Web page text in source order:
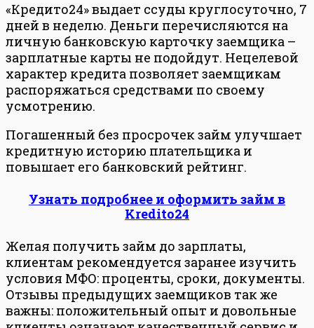
«Кредито24» выдает ссуды круглосуточно, 7
дней в неделю. Деньги перечисляются на
личную банковскую карточку заемщика –
зарплатные карты не подойдут. Нецелевой
характер кредита позволяет заемщикам
распоряжаться средствами по своему
усмотрению.
Погашенный без просрочек займ улучшает
кредитную историю плательщика и
повышает его банковский рейтинг.
Узнать подробнее и оформить займ в
Kredito24
Желая получить займ до зарплаты,
клиентам рекомендуется заранее изучить
условия МФО: проценты, сроки, документы.
Отзывы предыдущих заемщиков так же
важны: положительный опыт и довольные